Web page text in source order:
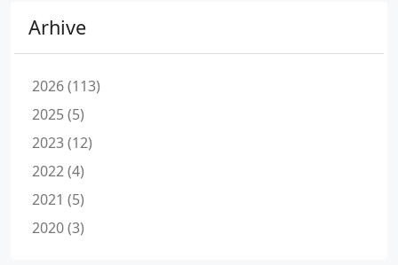
Arhive
2026 (113)
2025 (5)
2023 (12)
2022 (4)
2021 (5)
2020 (3)